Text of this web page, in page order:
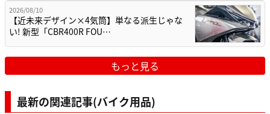
2026/08/10
【近未来デザイン×4気筒】単なる派生じゃな
い! 新型「CBR400R FOU…
もっと見る
最新の関連記事(バイク用品)